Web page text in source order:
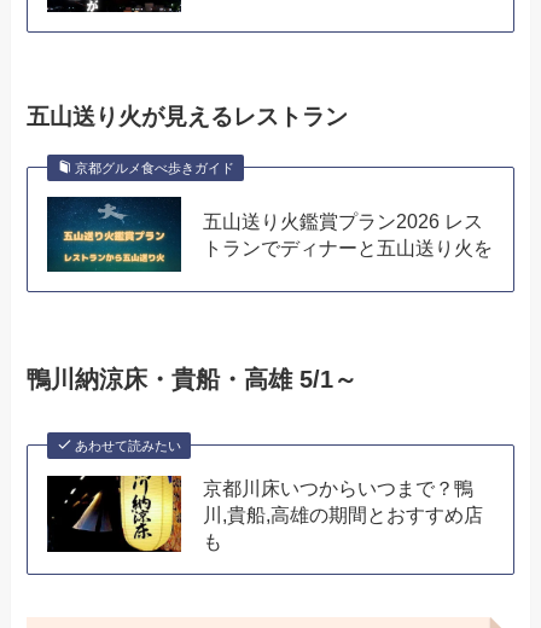
五山送り火が見えるレストラン
京都グルメ食べ歩きガイド
五山送り火鑑賞プラン2026 レス
トランでディナーと五山送り火を
鴨川納涼床・貴船・高雄 5/1～
あわせて読みたい
京都川床いつからいつまで？鴨
川,貴船,高雄の期間とおすすめ店
も